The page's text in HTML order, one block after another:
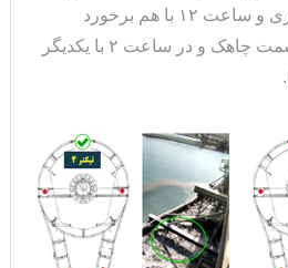
تیکنر ۳ بار در نقطه مرکزی و ساعت ۱۲ با هم برخورد
نمی‌کنند بلکه بار در یک سمت چاهک و در ساعت ۲ با یکدیگر